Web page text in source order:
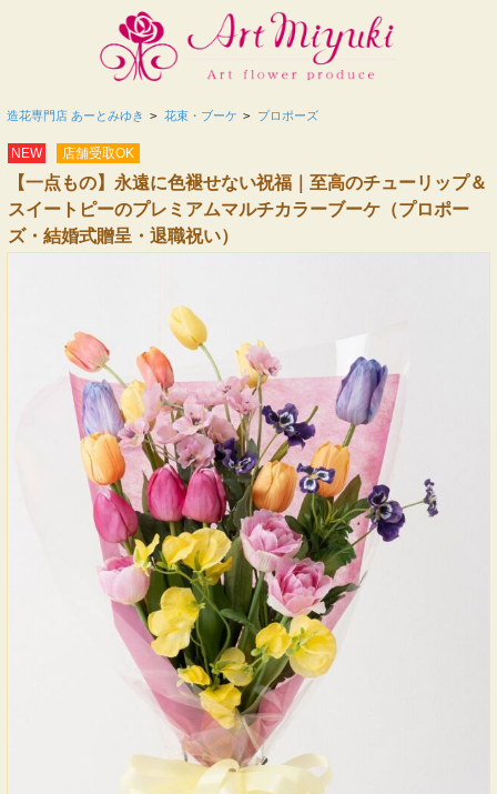
造花専門店 あーとみゆき > 花束・ブーケ > プロポーズ
NEW 店舗受取OK
【一点もの】永遠に色褪せない祝福｜至高のチューリップ＆
スイートピーのプレミアムマルチカラーブーケ（プロポー
ズ・結婚式贈呈・退職祝い）